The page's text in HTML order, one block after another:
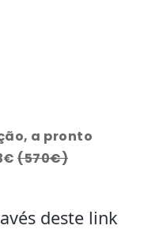
a pronto
(570€)
deste link